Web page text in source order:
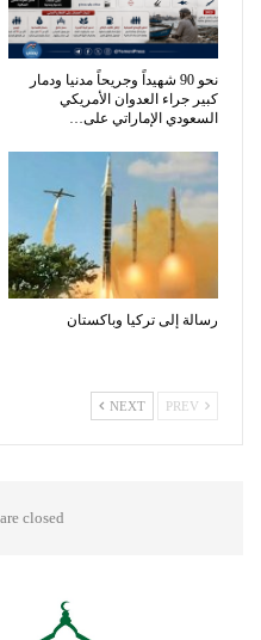
نحو 90 شهيداً وجريحاً مدنيا ودمار
كبير جراء العدوان الأمريكي
السعودي الإماراتي على…
رسالة إلى تركيا وباكستان
NEXT
closed.